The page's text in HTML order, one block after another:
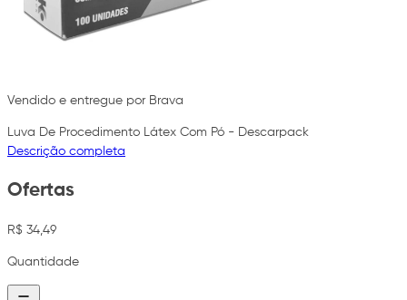
Vendido e entregue por Brava
Luva De Procedimento Látex Com Pó - Descarpack
Descrição completa
Ofertas
R$ 34,49
Quantidade